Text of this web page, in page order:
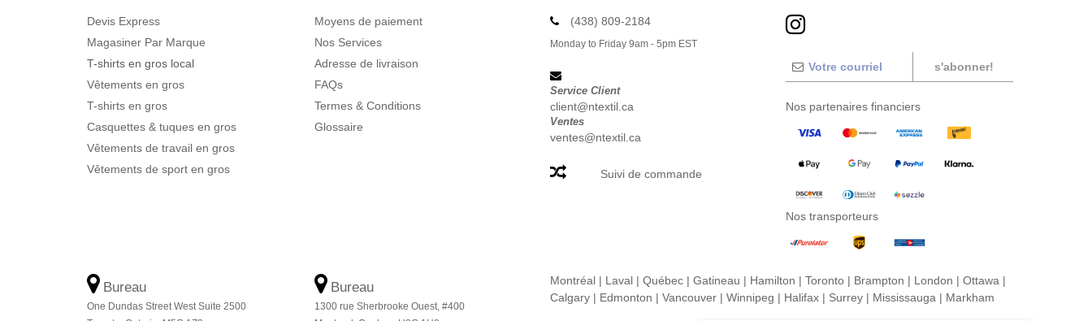
Devis Express
Magasiner Par Marque
T-shirts en gros local
Vêtements en gros
T-shirts en gros
Casquettes & tuques en gros
Vêtements de travail en gros
Vêtements de sport en gros
Moyens de paiement
Nos Services
Adresse de livraison
FAQs
Termes & Conditions
Glossaire
(438) 809-2184
Monday to Friday 9am - 5pm EST
Service Client
client@ntextil.ca
Ventes
ventes@ntextil.ca
Suivi de commande
s'abonner!
Nos partenaires financiers
Nos transporteurs
Bureau
One Dundas Street West Suite 2500
Bureau
1300 rue Sherbrooke Ouest, #400
Montréal | Laval | Québec | Gatineau | Hamilton | Toronto | Brampton | London | Ottawa |
Calgary | Edmonton | Vancouver | Winnipeg | Halifax | Surrey | Mississauga | Markham